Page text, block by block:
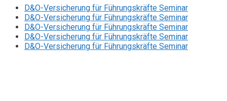
D&O-Versicherung für Führungskräfte Seminar
D&O-Versicherung für Führungskräfte Seminar
D&O-Versicherung für Führungskräfte Seminar
D&O-Versicherung für Führungskräfte Seminar
D&O-Versicherung für Führungskräfte Seminar